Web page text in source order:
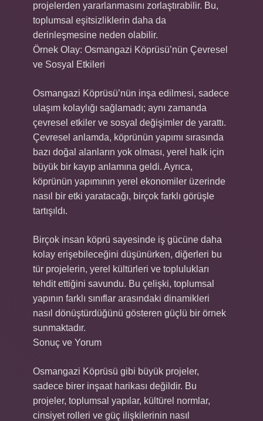
projelerden yararlanmasını zorlaştırabilir. Bu,
toplumsal eşitsizliklerin daha da
derinleşmesine neden olabilir.
Örnek Olay: Osmangazi Köprüsü’nün Çevresel
ve Sosyal Etkileri
Osmangazi Köprüsü’nün inşa edilmesi, sadece
ulaşım kolaylığı sağlamadı; aynı zamanda
çevresel etkiler ve sosyal değişimler de yarattı.
Çevresel anlamda, köprünün yapımı sırasında
bazı doğal alanların yok olması, yerel halk için
büyük bir kayıp anlamına geldi. Ayrıca,
köprünün yapımının yerel ekonomiler üzerinde
nasıl bir etki yaratacağı, birçok farklı görüşle
tartışıldı.
Birçok insan köprü sayesinde iş gücüne daha
kolay erişebileceğini düşünürken, diğerleri bu
tür projelerin, yerel kültürleri ve toplulukları
tehdit ettiğini savundu. Bu çelişki, toplumsal
yapının farklı sınıflar arasındaki dinamikleri
nasıl dönüştürdüğünü gösteren güçlü bir örnek
sunmaktadır.
Sonuç ve Yorum
Osmangazi Köprüsü gibi büyük projeler,
sadece birer inşaat harikası değildir. Bu
projeler, toplumsal yapılar, kültürel normlar,
cinsiyet rolleri ve güç ilişkilerinin nasıl